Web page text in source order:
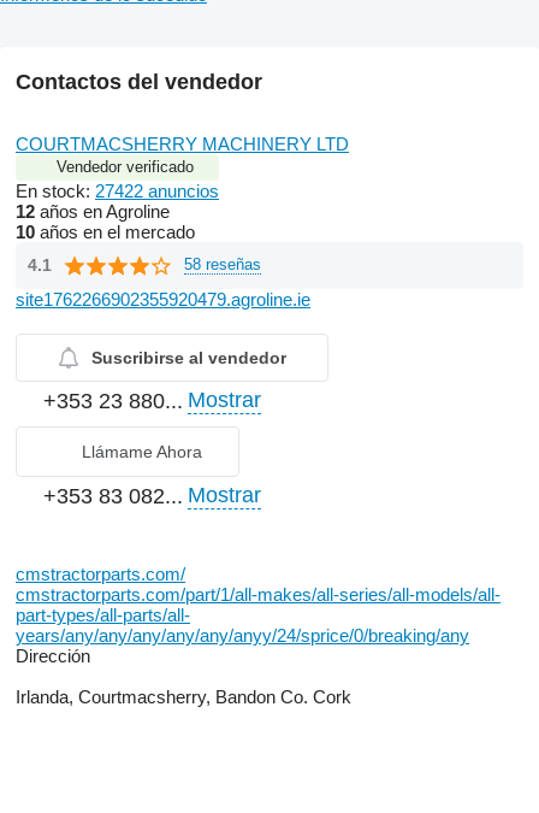
Contactos del vendedor
COURTMACSHERRY MACHINERY LTD
Vendedor verificado
En stock: 27422 anuncios
12 años en Agroline
10 años en el mercado
4.1 58 reseñas
site1762266902355920479.agroline.ie
Suscribirse al vendedor
+353 23 880... Mostrar
Llámame Ahora
+353 83 082... Mostrar
cmstractorparts.com/
cmstractorparts.com/part/1/all-makes/all-series/all-models/all-
part-types/all-parts/all-
years/any/any/any/any/any/anyy/24/sprice/0/breaking/any
Dirección
Irlanda, Courtmacsherry, Bandon Co. Cork